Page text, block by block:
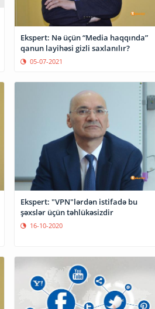
Ekspert: Nə üçün “Media haqqında”
qanun layihəsi gizli saxlanılır?
05-07-2021
Ekspert: "VPN"lərdən istifadə bu
şəxslər üçün təhlükəsizdir
16-10-2020